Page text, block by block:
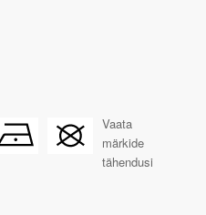
Vaata
märkide
tähendusi